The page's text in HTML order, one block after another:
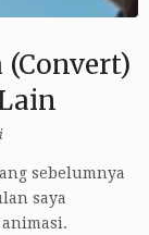
(Convert)
sebelumnya
saya